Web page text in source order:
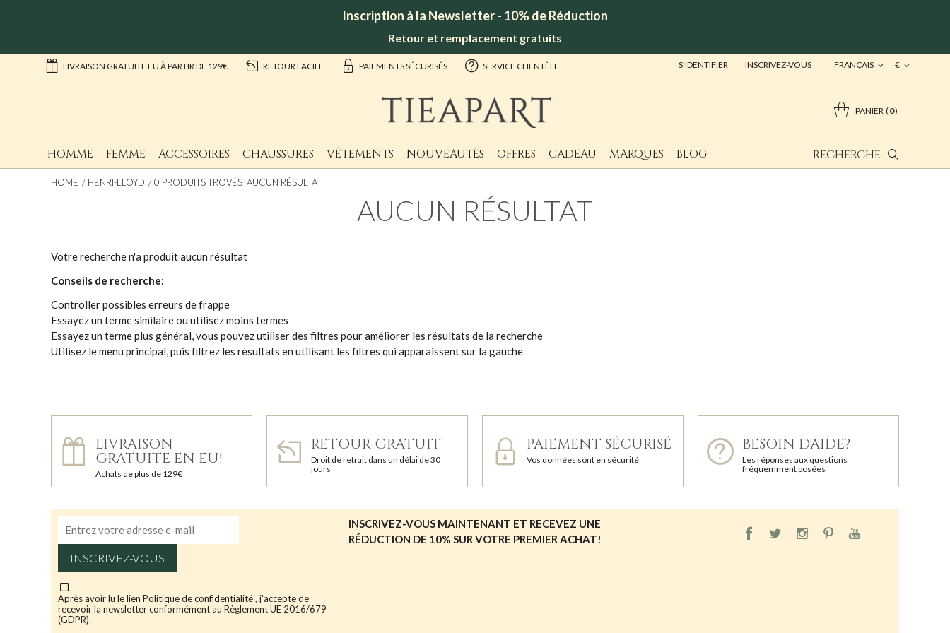
Inscription à la Newsletter - 10% de Réduction
Retour et remplacement gratuits
LIVRAISON GRATUITE EU À PARTIR DE 129€ RETOUR FACILE PAIEMENTS SÉCURISÉS SERVICE CLIENTÈLE €
FRANÇAIS
S'IDENTIFIER INSCRIVEZ-VOUS
RECHERCHE
PANIER 0
HOMME FEMME ACCESSOIRES CHAUSSURES VÊTEMENTS NOUVEAUTÈS OFFRES CADEAU MARQUES BLOG
HOME HENRI-LLOYD 0 PRODUITS TROVÉS AUCUN RÉSULTAT
AUCUN RÉSULTAT
Votre recherche n'a produit aucun résultat
Conseils de recherche:
Controller possibles erreurs de frappe
Essayez un terme similaire ou utilisez moins termes
Essayez un terme plus général, vous pouvez utiliser des filtres pour améliorer les résultats de la recherche
Utilisez le menu principal, puis filtrez les résultats en utilisant les filtres qui apparaissent sur la gauche
LIVRAISON
GRATUITE EN EU!
Achats de plus de 129€
RETOUR GRATUIT
Droit de retrait dans un délai de 30
jours
PAIEMENT SÉCURISÉ
Vos données sont en sécurité
BESOIN D'AIDE?
Les réponses aux questions
fréquemment posées
INSCRIVEZ-VOUS
Après avoir lu le lien Politique de confidentialité, j'accepte de
recevoir la newsletter conformément au Règlement UE 2016/679
(GDPR).
INSCRIVEZ-VOUS MAINTENANT ET RECEVEZ UNE
RÉDUCTION DE 10% SUR VOTRE PREMIER ACHAT!